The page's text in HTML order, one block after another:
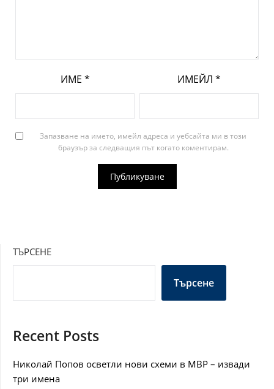
ИМЕ * ИМЕЙЛ *
Запазване на името, имейл адреса и уебсайта ми в този
браузър за следващия път когато коментирам.
ТЪРСЕНЕ
Търсене
Recent Posts
Николай Попов осветли нови схеми в МВР – извади
три имена